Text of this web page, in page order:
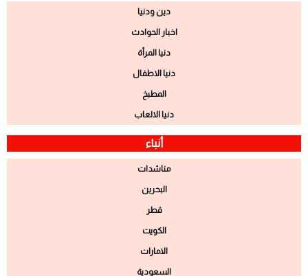
دين ودنيا
اخبار الحوادث
دنيا المرأة
دنيا الاطفال
المطبخ
دنيا الالعاب
أنباء
مناشدات
البحرين
قطر
الكويت
الامارات
السعودية